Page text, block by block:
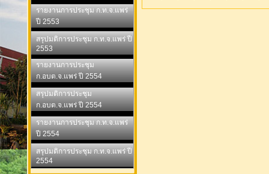
รายงานการประชุม ก.ท.จ.แพร่
ปี 2553
สรุปมติการประชุม ก.ท.จ.แพร่ ปี
2553
รายงานการประชุม
ก.อบต.จ.แพร่ ปี 2554
สรุปมติการประชุม
ก.อบต.จ.แพร่ ปี 2554
รายงานการประชุม ก.ท.จ.แพร่
ปี 2554
สรุปมติการประชุม ก.ท.จ.แพร่ ปี
2554